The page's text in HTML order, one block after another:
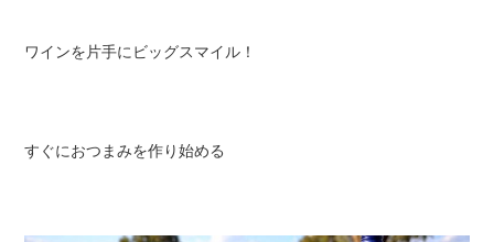
ワインを片手にビッグスマイル！
すぐにおつまみを作り始める